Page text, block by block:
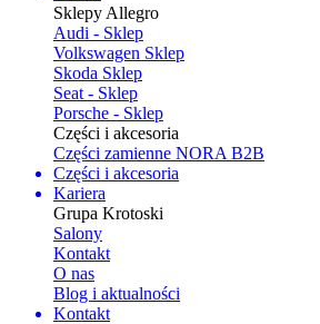
Sklepy Allegro
Audi - Sklep
Volkswagen Sklep
Skoda Sklep
Seat - Sklep
Porsche - Sklep
Części i akcesoria
Części zamienne NORA B2B
Części i akcesoria
Kariera
Grupa Krotoski
Salony
Kontakt
O nas
Blog i aktualności
Kontakt